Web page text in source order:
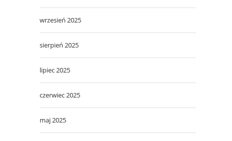
wrzesień 2025
sierpień 2025
lipiec 2025
czerwiec 2025
maj 2025